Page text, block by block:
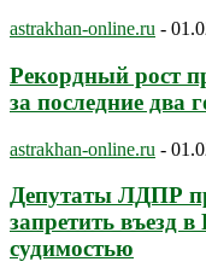
astrakhan-online.ru -
Рекордный рост
за последние два
astrakhan-online.ru -
Депутаты ЛДПР
запретить въезд
судимостью